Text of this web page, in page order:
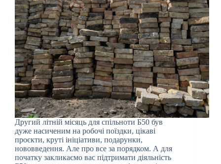
Другий літній місяць для спільноти Б50 був
дуже насиченим на робочі поїздки, цікаві
проєкти, круті ініціативи, подарунки,
нововведення. Але про все за порядком. А для
початку закликаємо вас підтримати діяльність